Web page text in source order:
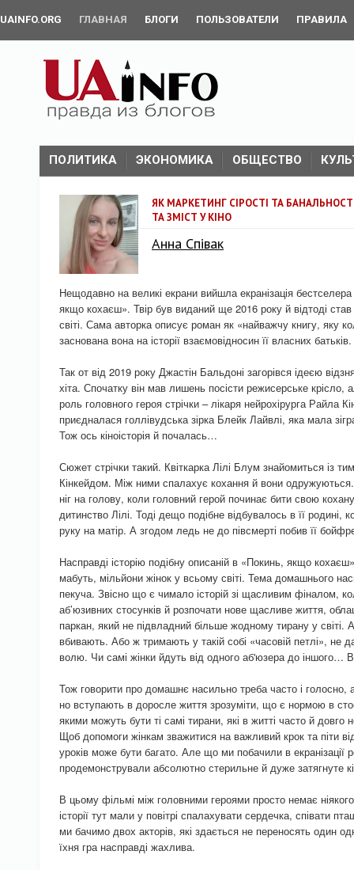
UAINFO.ORG ГЛАВНАЯ БЛОГИ ПОЛЬЗОВАТЕЛИ ПРАВИЛА
ПОЛИТИКА ЭКОНОМИКА ОБЩЕСТВО
ЯК МАРКЕТИНГ СІРОСТІ ТА
ТА ЗМІСТ У КІНО
Анна Співак
Нещодавно на великі екрани вийшла екранізація
якщо кохаєш». Твір був виданий ще 2016 року й відтоді
світі. Сама авторка описує роман як «найважчу книгу, яку
заснована вона на історії взаємовідносин її власних батьків.
Так от від 2019 року Джастін Бальдоні загорівся ідеєю
хіта. Спочатку він мав лишень посісти режисерське
роль головного героя стрічки – лікаря нейрохірурга Райла
приєдналася голлівудська зірка Блейк Лайвлі, яка мала
Тож ось кіноісторія й почалась…
Сюжет стрічки такий. Квіткарка Лілі Блум знайомиться із
Кінкейдом. Між ними спалахує кохання й вони
ніг на голову, коли головний герой починає бити свою
дитинство Лілі. Тоді дещо подібне відбувалось в її родині,
руку на матір. А згодом ледь не до півсмерті побив її
Насправді історію подібну описаній в «Покинь, якщо
мабуть, мільйони жінок у всьому світі. Тема домашнього
пекуча. Звісно що є чимало історій зі щасливим фіналом,
аб’юзивних стосунків й розпочати нове щасливе життя,
паркан, який не підвладний більше жодному тирану у світі.
вбивають. Або ж тримають у такій собі «часовій петлі», не
волю. Чи самі жінки йдуть від одного аб'юзера до іншого…
Тож говорити про домашнє насильно треба часто і голосно,
но вступають в доросле життя зрозуміти, що є нормою в
якими можуть бути ті самі тирани, які в житті часто й довго
Щоб допомоги жінкам зважитися на важливий крок та піти
уроків може бути багато. Але що ми побачили в екранізації
продемонстрували абсолютно стерильне й дуже затягнуте
В цьому фільмі між головними героями просто немає
історії тут мали у повітрі спалахувати сердечка, співати
ми бачимо двох акторів, які здається не переносять один
їхня гра насправді жахлива.